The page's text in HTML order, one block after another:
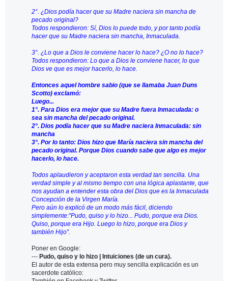
2°. ¿Dios podía hacer que su Madre naciera sin mancha de
pecado original?
Todos respondieron: Sí, Dios lo puede todo, y por tanto podía
hacer que su Madre naciera sin mancha, Inmaculada.
3°. ¿Lo que a Dios le conviene hacer lo hace? ¿O no lo hace?
Todos respondieron: Lo que a Dios le conviene hacer, lo que
Dios ve que es mejor hacerlo, lo hace.
Entonces aquel hombre sabio (que se llamaba Juan Duns
Scotto) exclamó:
Luego...
1°. Para Dios era mejor que su Madre fuera Inmaculada: o
sea sin mancha del pecado original.
2°. Dios podía hacer que su Madre naciera Inmaculada: sin
mancha
3°. Por lo tanto: Dios hizo que María naciera sin mancha del
pecado original. Porque Dios cuando sabe que algo es mejor
hacerlo, lo hace.
Todos aplaudieron y aceptaron esta verdad tan sencilla. Una
verdad simple y al mismo tiempo con una lógica aplastante, que
nos ayudan a entender esta obra del Dios que es la Inmaculada
Concepción de la Virgen María.
Pero aún lo explicó de un modo más fácil, diciendo
simplemente:"Pudo, quiso y lo hizo... Pudo, porque era Dios.
Quiso, porque era Hijo. Luego lo hizo, porque era Dios y
también Hijo”.
Poner en Google:
--- Pudo, quiso y lo hizo | Intuiciones (de un cura).
El autor de esta extensa pero muy sencilla explicación es un
sacerdote católico: